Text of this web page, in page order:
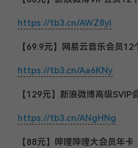
https://tb3.cn/AWZ8yl
【69.9元】网易云音乐会员12
https://tb3.cn/Aa6KNy
【129元】新浪微博高级SVIP
https://tb3.cn/ANgHNg
【88元】哔哩哔哩大会员年卡